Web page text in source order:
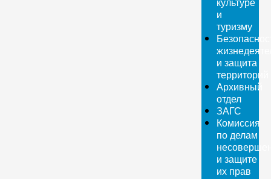
и
туризму
и защита
территорий
Архивный
отдел
ЗАГС
Комиссия
по делам
и защите
их прав